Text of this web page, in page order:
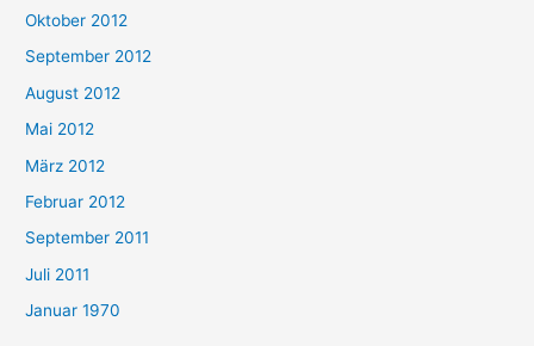
Oktober 2012
September 2012
August 2012
Mai 2012
März 2012
Februar 2012
September 2011
Juli 2011
Januar 1970